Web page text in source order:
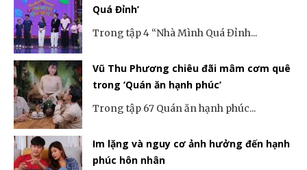
Quá Đỉnh’
Trong tập 4 “Nhà Mình Quá Đỉnh...
Vũ Thu Phương chiêu đãi mâm cơm quê
trong ‘Quán ăn hạnh phúc’
Trong tập 67 Quán ăn hạnh phúc...
Im lặng và nguy cơ ảnh hưởng đến hạnh
phúc hôn nhân